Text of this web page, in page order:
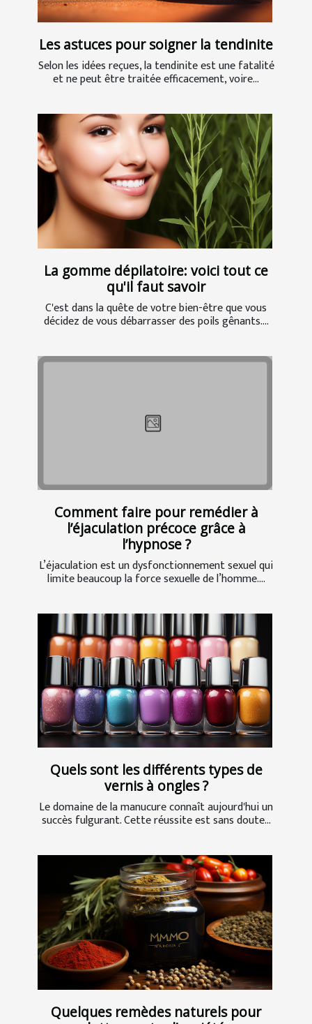
Les astuces pour soigner la tendinite
Selon les idées reçues, la tendinite est une fatalité
et ne peut être traitée efficacement, voire...
La gomme dépilatoire: voici tout ce
qu'il faut savoir
C'est dans la quête de votre bien-être que vous
décidez de vous débarrasser des poils gênants....
Comment faire pour remédier à
l’éjaculation précoce grâce à
l’hypnose ?
L’éjaculation est un dysfonctionnement sexuel qui
limite beaucoup la force sexuelle de l’homme....
Quels sont les différents types de
vernis à ongles ?
Le domaine de la manucure connaît aujourd'hui un
succès fulgurant. Cette réussite est sans doute...
Quelques remèdes naturels pour